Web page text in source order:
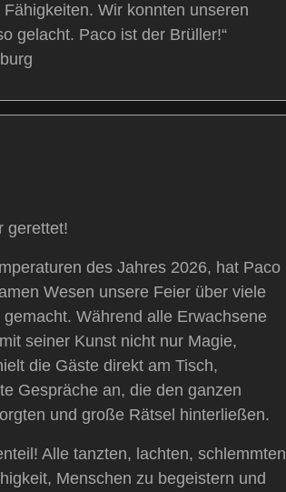
Wir konnten unseren
gelacht. Paco ist der Brüller!“
gerettet!
des Jahres 2026, hat Paco
Wesen unsere Feier über viele
Während alle Erwachsene
seiner Kunst nicht nur Magie,
die Gäste direkt am Tisch,
Gespräche an, die den ganzen
und große Rätsel hinterließen.
Alle tanzten, lachten, schlemmten
Menschen zu begeistern und